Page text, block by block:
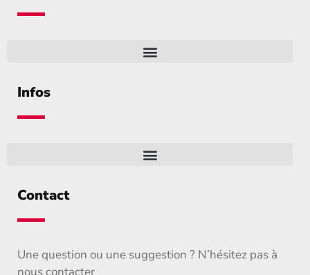
Infos
Contact
Une question ou une suggestion ? N’hésitez pas à